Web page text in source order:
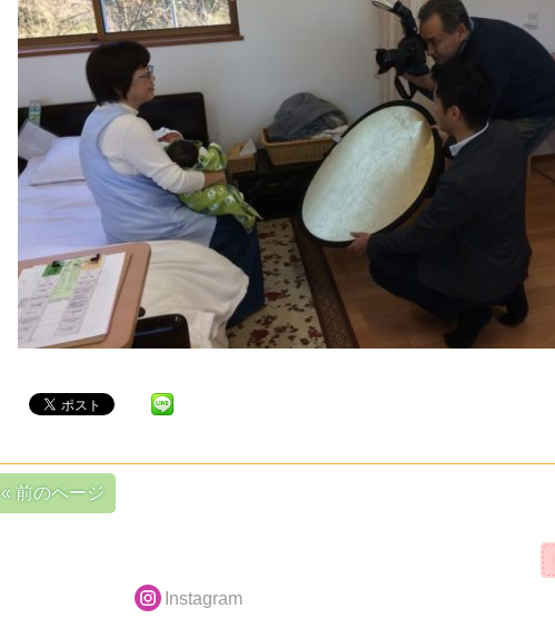
« 前のページ
Instagram